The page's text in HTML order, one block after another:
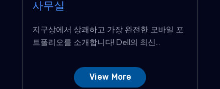
사무실
지구상에서 상쾌하고 가장 완전한 모바일 포
트폴리오를 소개합니다! Dell의 최신...
View More